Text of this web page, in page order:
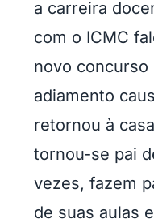
a carreira
com o ICMC
novo concurso
adiamento
retornou à
tornou-se pai
vezes, fazem
de suas aulas